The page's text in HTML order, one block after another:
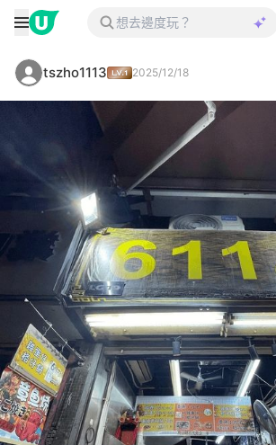
tszho1113 2025/12/18